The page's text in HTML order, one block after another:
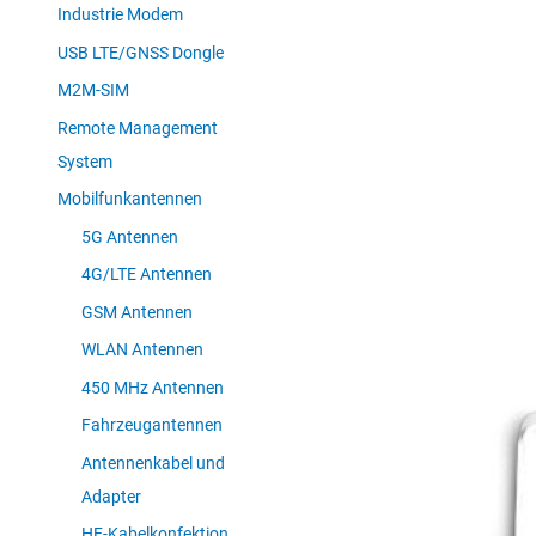
Industrie Modem
USB LTE/GNSS Dongle
M2M-SIM
Remote Management
System
Mobilfunkantennen
5G Antennen
4G/LTE Antennen
GSM Antennen
WLAN Antennen
450 MHz Antennen
Fahrzeugantennen
Antennenkabel und
Adapter